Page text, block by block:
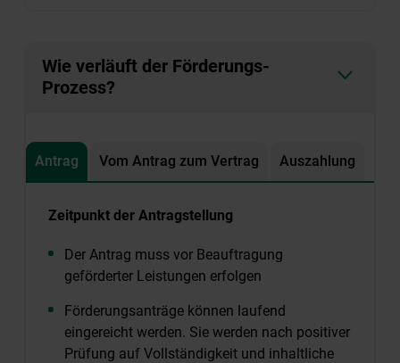
Wie verläuft der Förderungs-
Prozess?
Antrag Vom Antrag zum Vertrag Auszahlung
Zeitpunkt der Antragstellung
Der Antrag muss vor Beauftragung
geförderter Leistungen erfolgen
Förderungsanträge können laufend
eingereicht werden. Sie werden nach positiver
Prüfung auf Vollständigkeit und inhaltliche